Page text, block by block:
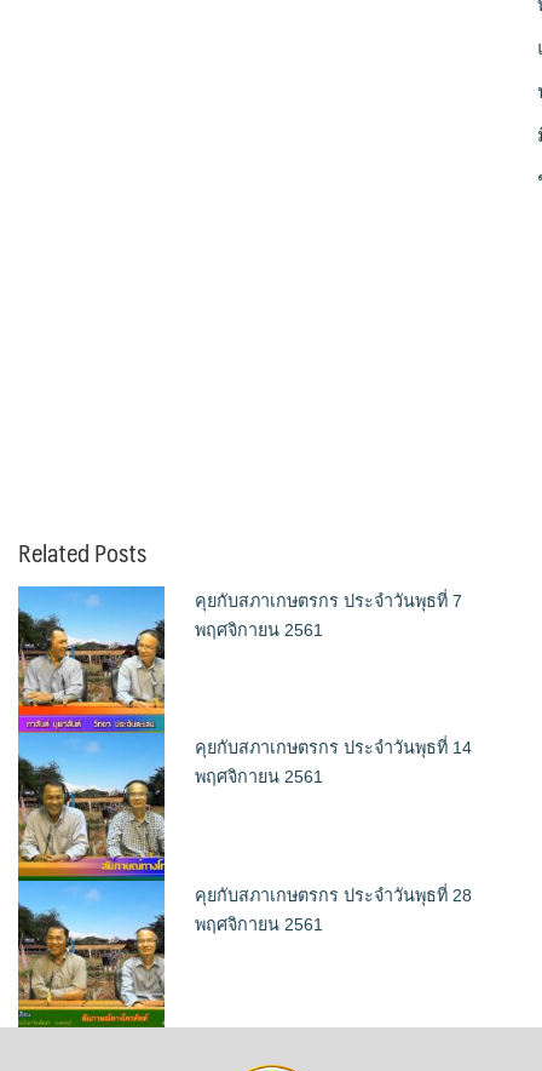
Related Posts
คุยกับสภาเกษตรกร ประจำวันพุธที่ 7
พฤศจิกายน 2561
คุยกับสภาเกษตรกร ประจำวันพุธที่ 14
พฤศจิกายน 2561
คุยกับสภาเกษตรกร ประจำวันพุธที่ 28
พฤศจิกายน 2561